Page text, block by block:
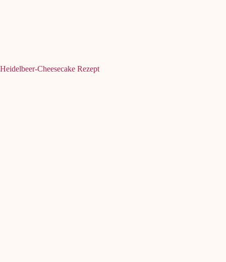
Heidelbeer-Cheesecake Rezept